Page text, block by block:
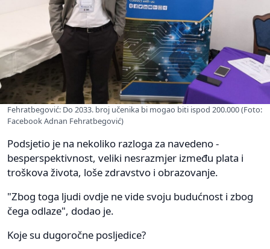
Fehratbegović: Do 2033. broj učenika bi mogao biti ispod 200.000 (Foto:
Facebook Adnan Fehratbegović)
Podsjetio je na nekoliko razloga za navedeno -
besperspektivnost, veliki nesrazmjer između plata i
troškova života, loše zdravstvo i obrazovanje.
"Zbog toga ljudi ovdje ne vide svoju budućnost i zbog
čega odlaze", dodao je.
Koje su dugoročne posljedice?